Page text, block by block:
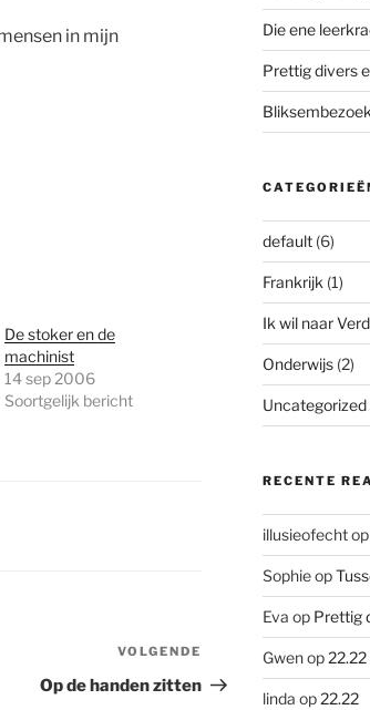
in mijn
De stoker en de
machinist
14 sep 2006
Soortgelijk bericht
Volgend
bericht
VOLGENDE
Op de handen zitten
Die ene
Prettig divers
default(6)
Frankrijk (1)
Ik wil naar
Onderwijs(2)
Uncategorized
RECENTE
illusieofechtop
Sophieop
Eva op Prettig
Gwenop22.22
linda op22.22